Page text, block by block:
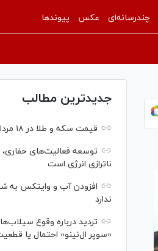
چندرسانه‌ای عکس پیوندها
جدیدترین مطالب
قیمت سکه و طلا در ۱۸ مرداد ۱۴۰۵
توسعه فعالیت‌های
ناترازی انرژی است
افزودن آب و وایتکس
ندارد
تردید درباره وقوع
«سوپر ال‌نینو» احتمال یا